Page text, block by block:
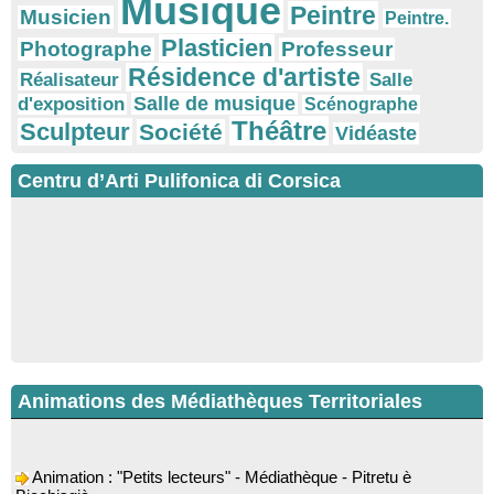
Musicien Musique Peintre Peintre.
Photographe Plasticien Professeur
Réalisateur Résidence d'artiste Salle
d'exposition Salle de musique Scénographe
Sculpteur Société Théâtre Vidéaste
Centru d’Arti Pulifonica di Corsica
Animations des Médiathèques Territoriales
Bicchisgià